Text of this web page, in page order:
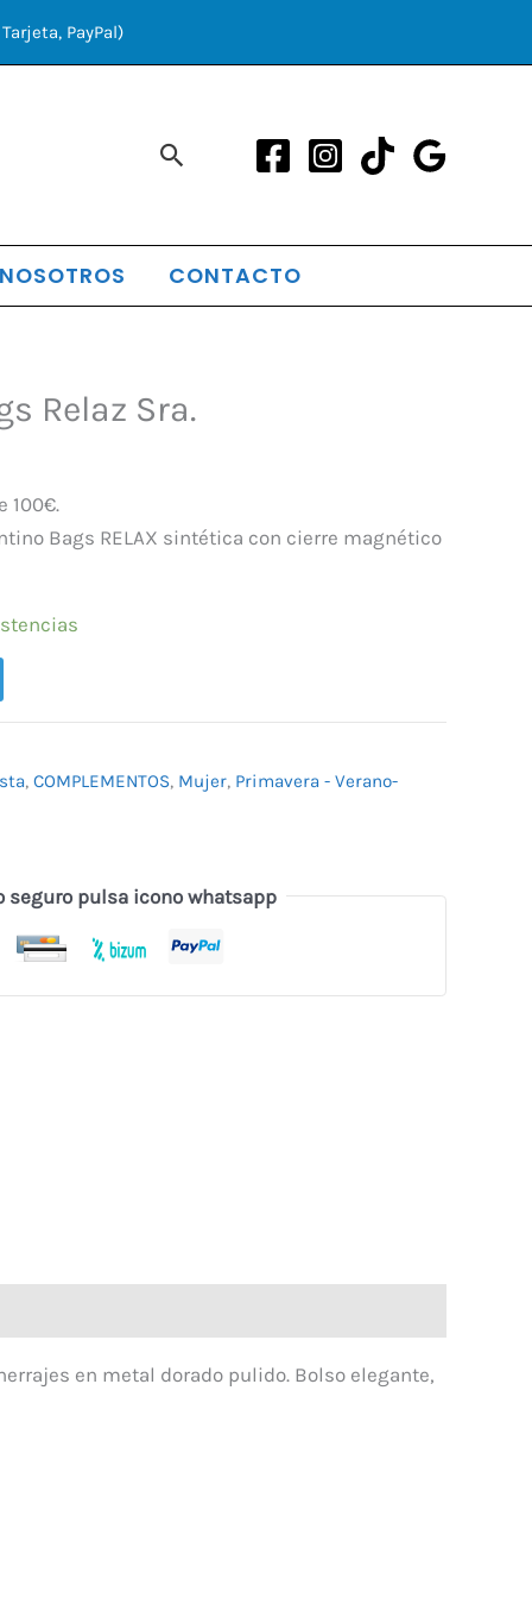
PayPal)
Buscar
CONTACTO
Relaz Sra.
es:
€.
100€.
Bags RELAX sintética con cierre magnético
, COMPLEMENTOS, Mujer, Primavera - Verano-
seguro pulsa icono whatsapp
en metal dorado pulido. Bolso elegante,